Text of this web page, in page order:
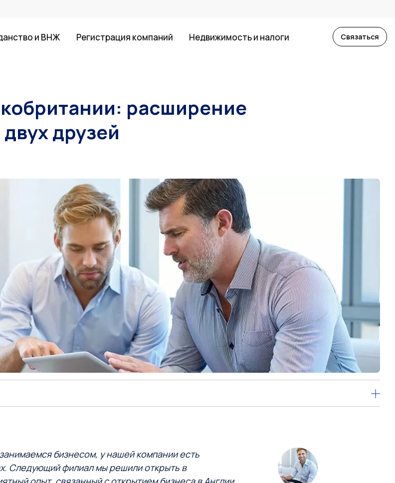
и ВНЖ Регистрация компаний Недвижимость и налоги Связаться
расширение
друзей
бизнесом, у нашей компании есть
Следующий филиал мы решили открыть в